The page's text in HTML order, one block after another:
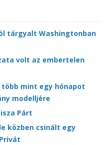
tárgyalt Washingtonban
volt az embertelen
mint egy hónapot
modelljére
Párt
közben csinált egy